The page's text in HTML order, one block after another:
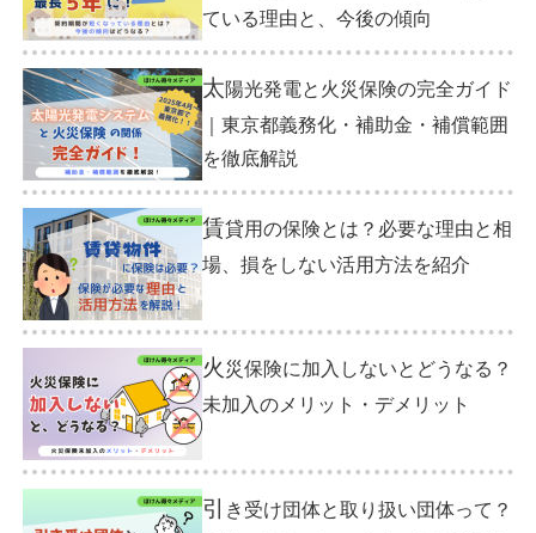
ている理由と、今後の傾向
太陽光発電と火災保険の完全ガイド
｜東京都義務化・補助金・補償範囲
を徹底解説
賃貸用の保険とは？必要な理由と相
場、損をしない活用方法を紹介
火 災保険に加入しないとどうなる？
未加入のメリット・デメリット
引 き受け団体と取り扱い団体って？